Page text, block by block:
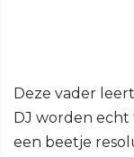
Deze vader
DJ worden echt
een beetje